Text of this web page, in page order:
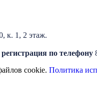
к. 1, 2 этаж.
регистрация по телефону
cookie. Политика